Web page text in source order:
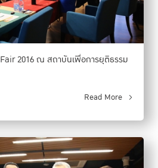
2016 ณ สถาบันเพื่อการยุติธรรม
Read More